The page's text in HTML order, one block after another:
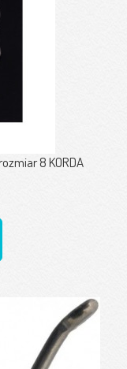
8 KORDA